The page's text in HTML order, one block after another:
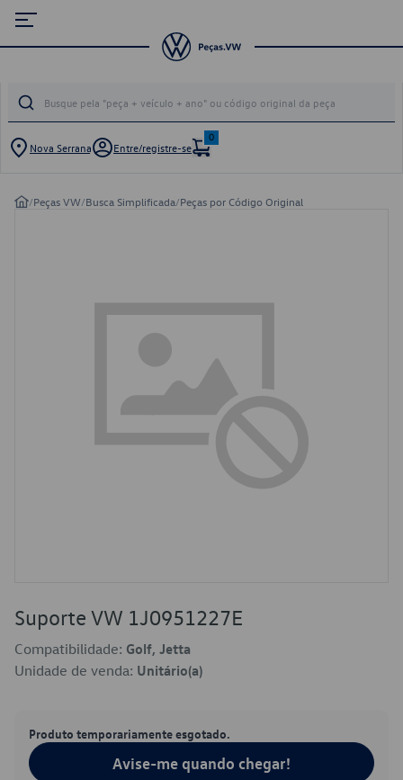
Nova Serrana Entre/registre-se
0
/Peças VW/Busca Simplificada/Peças por Código Original
Suporte VW 1J0951227E
Compatibilidade: Golf, Jetta
Unidade de venda: Unitário(a)
Produto temporariamente esgotado.
Avise-me quando chegar!